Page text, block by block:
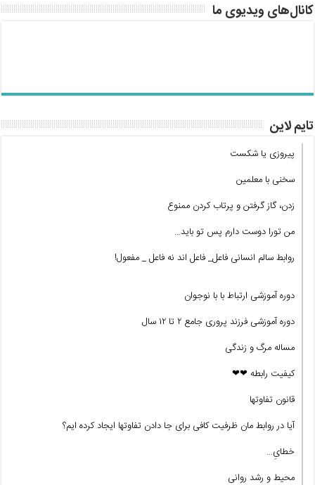
کانال‌های ویدیوی ما
تایم لاین
پیروزی یا شکست
سخنی با معلمین
زدن، گاز گرفتن و پرتاب کردن ممنوع
من تورا دوست دارم پس تو باید…
روابط سالم انسانی فاعل_ فاعل اند نه فاعل _ مفعول!
دوره آموزشی ارتباط با با نوجوان
دوره آموزشی فرزند پروری جامع ۲ تا ۱۲ سال
مساله مرگ و زندگی
کیفیت رابطه ❤❤
قانون تفاوتها
آیا در روابط مان ظرفیت کافی برای جا دادن تفاوتها ایجاد کرده ایم؟
خطایِ…
محیط و رشد روانی